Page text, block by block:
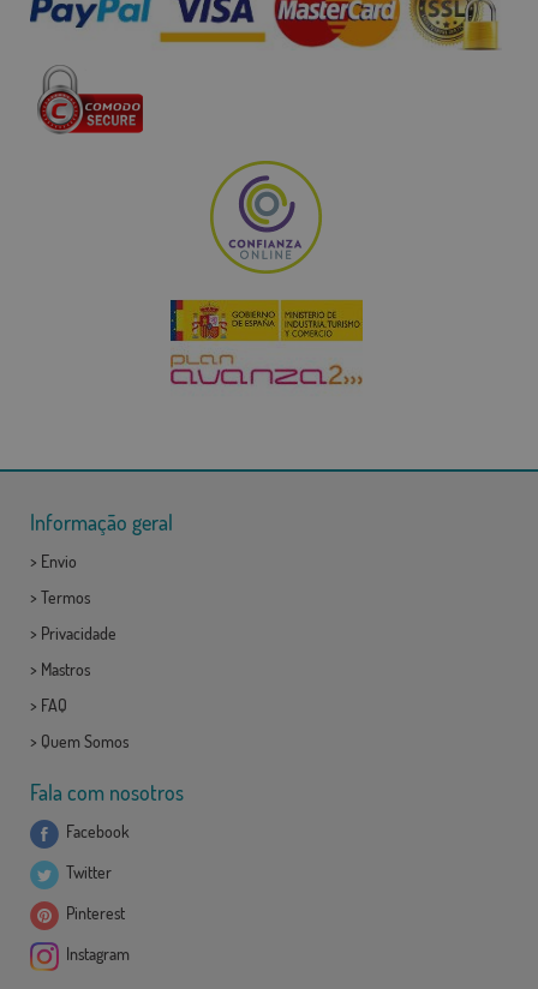
Informação geral
> Envio
> Termos
> Privacidade
> Mastros
> FAQ
> Quem Somos
Fala com nosotros
Facebook
Twitter
Pinterest
Instagram